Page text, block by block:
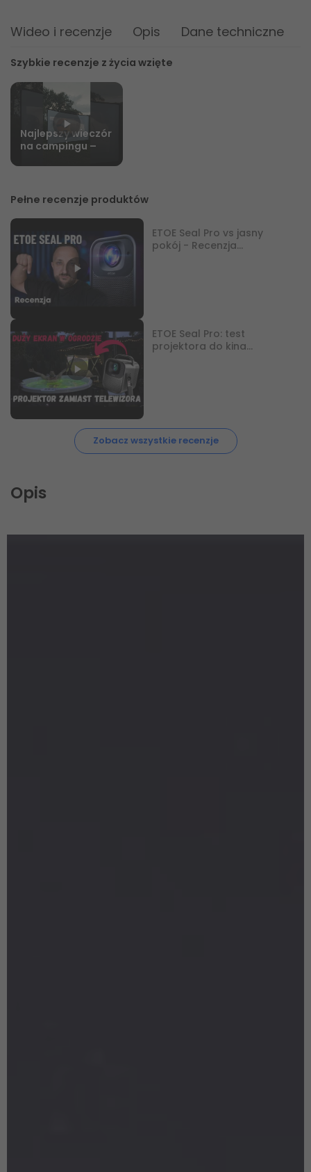
Wideo i recenzje Opis Dane techniczne
Szybkie recenzje z życia wzięte
Najlepszy wieczór
na campingu –
#ProjektorPrzenośny
Pełne recenzje produktów
ETOE Seal Pro vs jasny
pokój - Recenzja
ETOE Seal Pro: test
projektora do kina
Zobacz wszystkie recenzje
Opis